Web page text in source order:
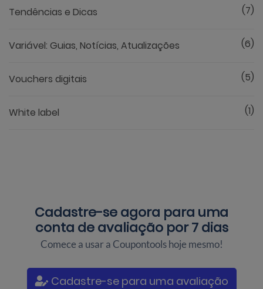
Tendências e Dicas (7)
Variável: Guias, Notícias, Atualizações (6)
Vouchers digitais (5)
White label (1)
Cadastre-se agora para uma
conta de avaliação por 7 dias
Comece a usar a Coupontools hoje mesmo!
Cadastre-se para uma avaliação